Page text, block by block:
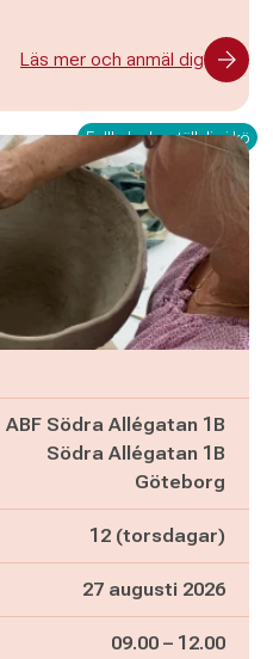
Läs mer och anmäl dig
Fullbokad – ställ dig i kö
ABF Södra Allégatan 1B
Södra Allégatan 1B
Göteborg
12 (torsdagar)
27 augusti 2026
Pågår mellan
09.00 – och
12.00